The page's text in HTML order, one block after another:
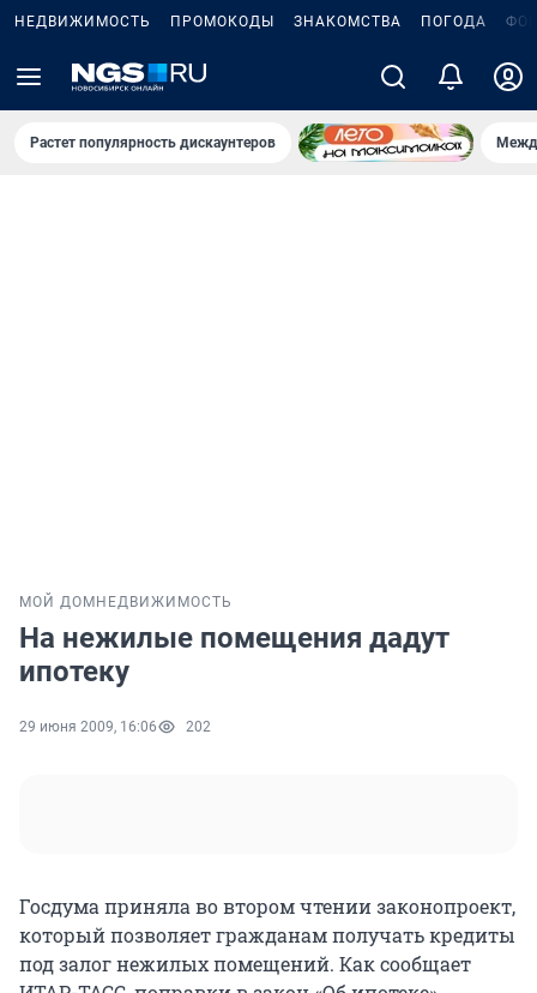
НЕДВИЖИМОСТЬ ПРОМОКОДЫ ЗНАКОМСТВА ПОГОДА
Растет популярность дискаунтеров
МОЙ ДОМ НЕДВИЖИМОСТЬ
На нежилые помещения дадут
ипотеку
29 июня 2009, 16:06 202
Госдума приняла во втором чтении законопроект,
который позволяет гражданам получать кредиты
под залог нежилых помещений. Как сообщает